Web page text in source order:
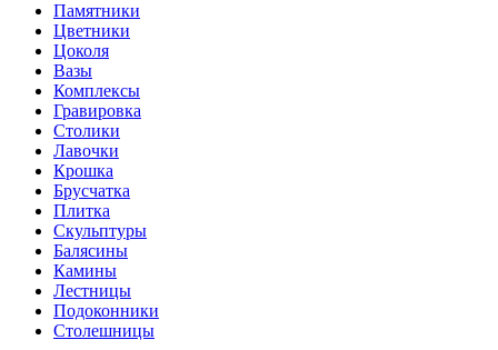
Памятники
Цветники
Цоколя
Вазы
Комплексы
Гравировка
Столики
Лавочки
Крошка
Брусчатка
Плитка
Скульптуры
Балясины
Камины
Лестницы
Подоконники
Столешницы